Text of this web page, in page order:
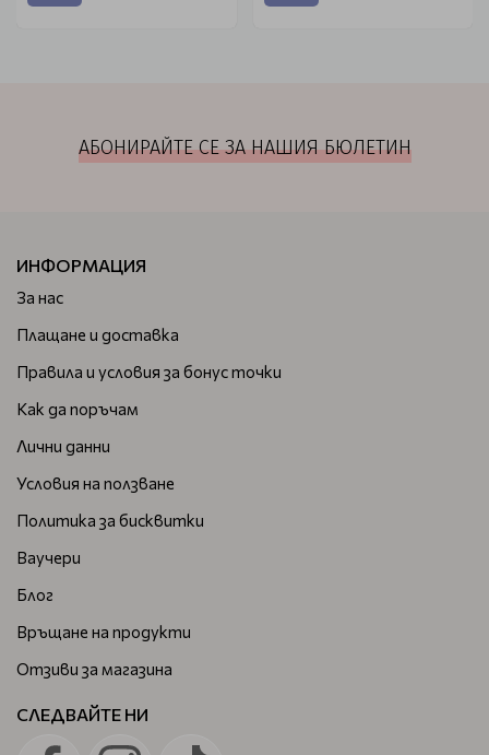
АБОНИРАЙТЕ СЕ ЗА НАШИЯ БЮЛЕТИН
ИНФОРМАЦИЯ
За нас
Плащане и доставка
Правила и условия за бонус точки
Как да поръчам
Лични данни
Условия на ползване
Политика за бисквитки
Ваучери
Блог
Връщане на продукти
Отзиви за магазина
СЛЕДВАЙТЕ НИ